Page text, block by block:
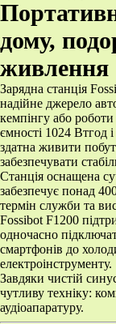
дому,
живлення
Зарядна станція
надійне джерело
кемпінгу або роботи
ємності 1024 Втгод
здатна живити
забезпечувати
Станція оснащена
забезпечує понад
термін служби та
Fossibot F1200
одночасно
смартфонів до
електроінструменту.
Завдяки чистій
чутливу техніку:
аудіоапаратуру.